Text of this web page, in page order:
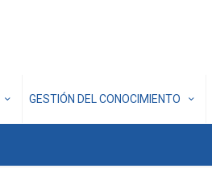
GESTIÓN DEL CONOCIMIENTO